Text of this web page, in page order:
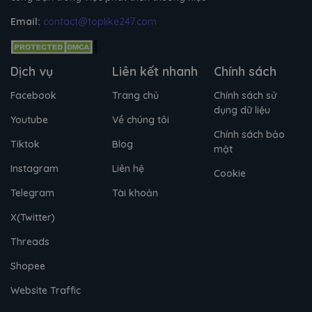
Email: contact@toplike247.com
Dịch vụ
Facebook
Youtube
Tiktok
Instagram
Telegram
X(Twitter)
Threads
Shopee
Website Traffic
Liên kết nhanh
Trang chủ
Về chúng tôi
Blog
Liên hệ
Tài khoản
Chính sách
Chính sách sử
dụng dữ liệu
Chính sách bảo
mật
Cookie